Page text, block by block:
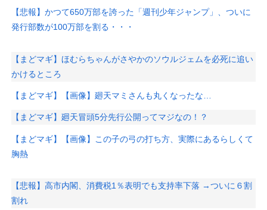
【悲報】かつて650万部を誇った「週刊少年ジャンプ」、ついに
発行部数が100万部を割る・・・
【まどマギ】ほむらちゃんがさやかのソウルジェムを必死に追い
かけるところ
【まどマギ】【画像】廻天マミさんも丸くなったな…
【まどマギ】廻天冒頭5分先行公開ってマジなの！？
【まどマギ】【画像】この子の弓の打ち方、実際にあるらしくて
胸熱
【悲報】高市内閣、消費税1％表明でも支持率下落 →ついに６割
割れ